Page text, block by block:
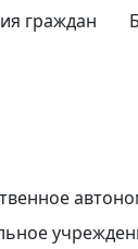
граждан